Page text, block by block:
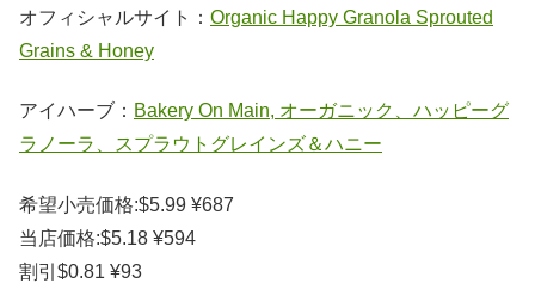
オフィシャルサイト： Organic Happy Granola Sprouted
Grains & Honey
アイハーブ： Bakery On Main, オーガニック、ハッピーグ
ラノーラ、スプラウトグレインズ＆ハニー
希望小売価格:$5.99 ¥687
当店価格:$5.18 ¥594
割引$0.81 ¥93